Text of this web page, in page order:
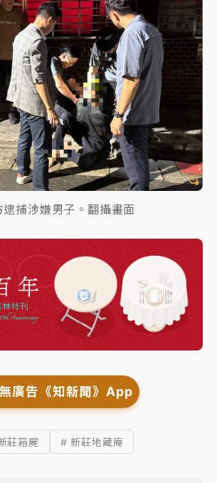
逮捕涉嫌男子。翻攝畫面
廣告《知新聞》App
莊箱屍 # 新莊地藏庵